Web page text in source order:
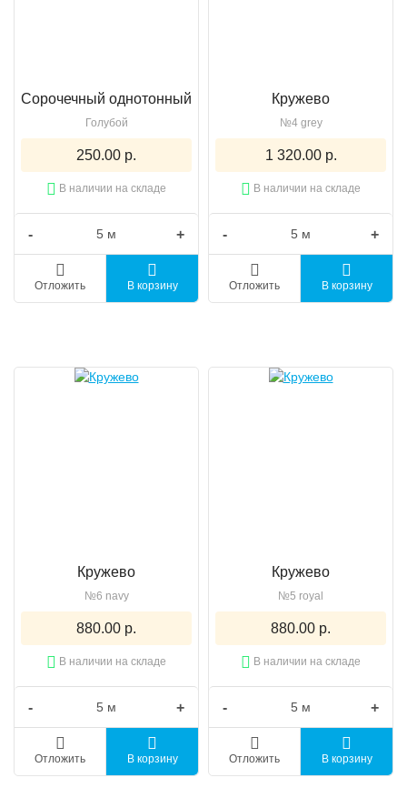
Сорочечный однотонный
Голубой
250.00 р.
В наличии на складе
- +
Отложить В корзину
Кружево
№4 grey
1 320.00 р.
В наличии на складе
- +
Отложить В корзину
Кружево
№6 navy
880.00 р.
В наличии на складе
- +
Отложить В корзину
Кружево
№5 royal
880.00 р.
В наличии на складе
- +
Отложить В корзину